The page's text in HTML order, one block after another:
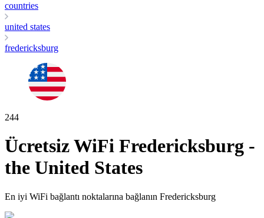
countries
united states
fredericksburg
244
Ücretsiz WiFi Fredericksburg -
the United States
En iyi WiFi bağlantı noktalarına bağlanın Fredericksburg